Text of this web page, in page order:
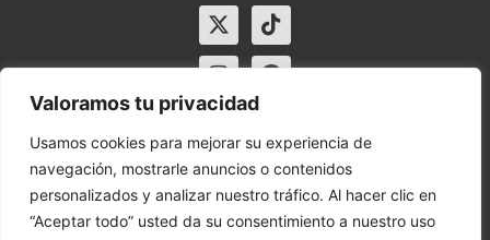
Valoramos tu privacidad
Usamos cookies para mejorar su experiencia de
navegación, mostrarle anuncios o contenidos
personalizados y analizar nuestro tráfico. Al hacer clic en
“Aceptar todo” usted da su consentimiento a nuestro uso
X-
twitter
Tiktok
InstagramFacebook
Horario:
Lun-Vie de 10:00-13:30 y 17:00-20:00 – Sáb de
10:00-13:30